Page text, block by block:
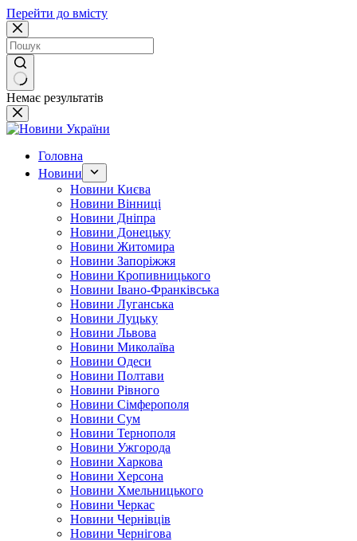
Перейти до вмісту
Немає результатів
Головна
Новини
Новини Києва
Новини Вінниці
Новини Дніпра
Новини Донецьку
Новини Житомира
Новини Запоріжжя
Новини Кропивницького
Новини Івано-Франківська
Новини Луганська
Новини Луцьку
Новини Львова
Новини Миколаїва
Новини Одеси
Новини Полтави
Новини Рівного
Новини Сімферополя
Новини Сум
Новини Тернополя
Новини Ужгорода
Новини Харкова
Новини Херсона
Новини Хмельницького
Новини Черкас
Новини Чернівців
Новини Чернігова